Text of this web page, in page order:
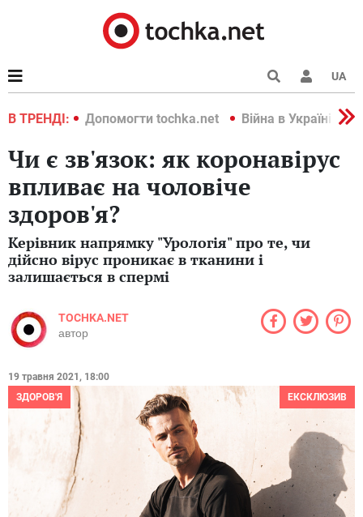
UA
В ТРЕНДІ:
2022 Допомогти tochka.net Війна в Україні 2022
Чи є зв'язок: як коронавірус
впливає на чоловіче
здоров'я?
Керівник напрямку "Урологія" про те, чи
дійсно вірус проникає в тканини і
залишається в спермі
TOCHKA.NET
автор
19 травня 2021, 18:00
ЗДОРОВ'Я
ЕКСКЛЮЗИВ